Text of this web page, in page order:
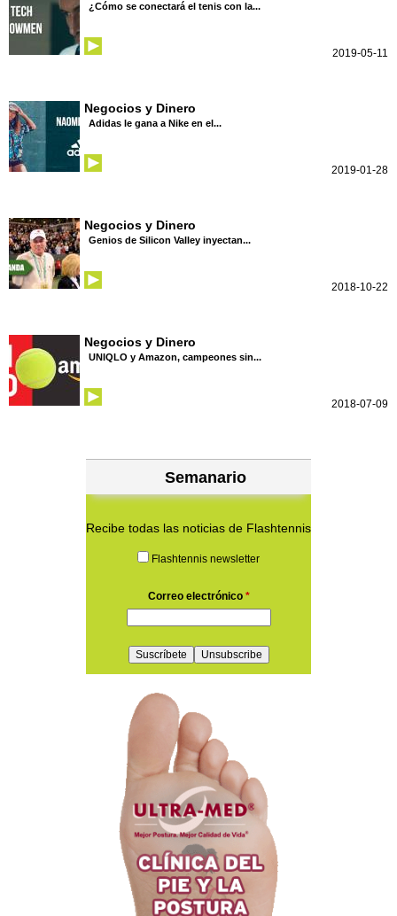
¿Cómo se conectará el tenis con la...
2019-05-11
Negocios y Dinero
Adidas le gana a Nike en el...
2019-01-28
Negocios y Dinero
Genios de Silicon Valley inyectan...
2018-10-22
Negocios y Dinero
UNIQLO y Amazon, campeones sin...
2018-07-09
Semanario
Recibe todas las noticias de Flashtennis
Flashtennis newsletter
Correo electrónico *